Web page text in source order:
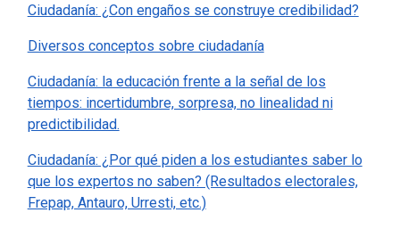
Ciudadanía: ¿Con engaños se construye credibilidad?
Diversos conceptos sobre ciudadanía
Ciudadanía: la educación frente a la señal de los
tiempos: incertidumbre, sorpresa, no linealidad ni
predictibilidad.
Ciudadanía: ¿Por qué piden a los estudiantes saber lo
que los expertos no saben? (Resultados electorales,
Frepap, Antauro, Urresti, etc.)